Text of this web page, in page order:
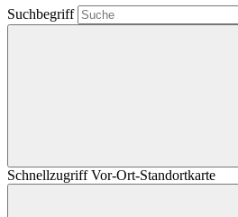
Suchbegriff
Schnellzugriff Vor-Ort-Standortkarte